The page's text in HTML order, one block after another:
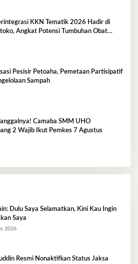
KKN Tematik 2026 Hadir di
Angkat Potensi Tumbuhan Obat
Pesisir Petoaha, Pemetaan Partisipatif
Sampah
Camaba SMM UHO
2 Wajib Ikut Pemkes 7 Agustus
Dulu Saya Selamatkan, Kini Kau Ingin
Saya
2026
Resmi Nonaktifkan Status Jaksa